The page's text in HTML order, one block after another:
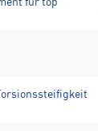
für top